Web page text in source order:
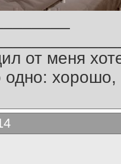
от меня
одно: